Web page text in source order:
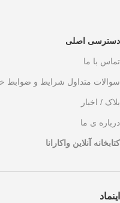
دسترسی اصلی
تماس با ما
سوالات متداول شرایط و ضوابط
بلاک / اخبار
درباره ی ما
کتابخانه آنلاین واکارانا
اینماد